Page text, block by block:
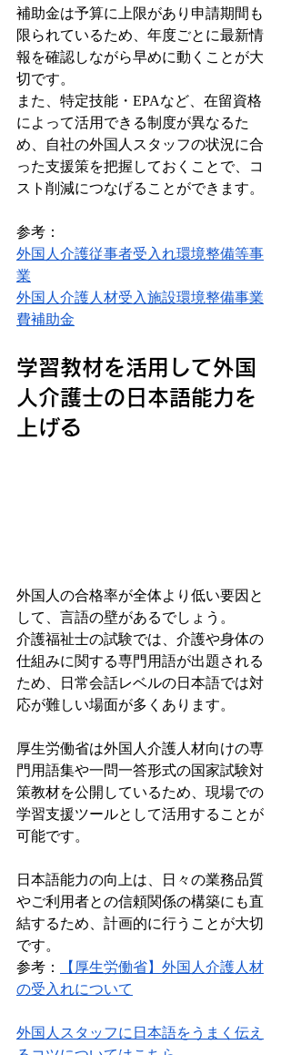
補助金は予算に上限があり申請期間も
限られているため、年度ごとに最新情
報を確認しながら早めに動くことが大
切です。
また、特定技能・EPAなど、在留資格
によって活用できる制度が異なるた
め、自社の外国人スタッフの状況に合
った支援策を把握しておくことで、コ
スト削減につなげることができます。
参考：
外国人介護従事者受入れ環境整備等事
業
外国人介護人材受入施設環境整備事業
費補助金
学習教材を活用して外国
人介護士の日本語能力を
上げる
外国人の合格率が全体より低い要因と
して、言語の壁があるでしょう。
介護福祉士の試験では、介護や身体の
仕組みに関する専門用語が出題される
ため、日常会話レベルの日本語では対
応が難しい場面が多くあります。
厚生労働省は外国人介護人材向けの専
門用語集や一問一答形式の国家試験対
策教材を公開しているため、現場での
学習支援ツールとして活用することが
可能です。
日本語能力の向上は、日々の業務品質
やご利用者との信頼関係の構築にも直
結するため、計画的に行うことが大切
です。
参考：
【厚生労働省】外国人介護人材
の受入れについて
外国人スタッフに日本語をうまく伝え